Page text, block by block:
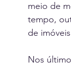
meio de
tempo,
de
Nos